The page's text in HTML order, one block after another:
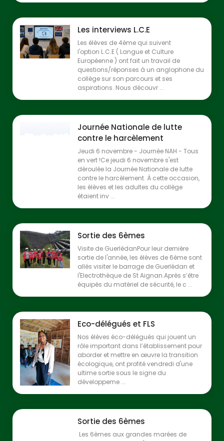
Les interviews L.C.E
Les élèves de 4ème qui suivent
l'option L.C.E ( Langue et Culture
Européenne ) ont fait un travail de
questions/réponses à un anglophone du
collège sur son parcours et ses
aspirations. Nous découvr ...
Journée Nationale de lutte
contre le harcèlement
Jeudi 6 novembre - Journée NAH - Tous
en vert !Ce jeudi 6 novembre s'est
déroulée la Journée Nationale de lutte
contre le harcèlement. À cette occasion,
les élèves et les adultes du collège
étaient inv ...
Sortie des 6èmes
Visite de GuerlédanPour leur dernière
sortie de l'année, les élèves de 6ème sont
allés visiter le barrage de Guerlédan et
l'Electrothèque de St Aignan.Après s’être
équipés du matériel de sécurité, le c ...
Eco-délégués et FLS
Nos élèves éco-délégués qui jouent un
rôle important dans l’établissement pour
aborder et mettre en œuvre la transition
écologique, ont profité vendredi d'une
ultime sortie sous le signe du
développeme ...
Sortie des 6èmes
Les 6èmes aux grandes marées de